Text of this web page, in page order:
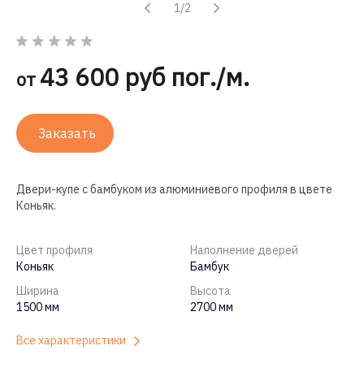
1/2
от 43 600 руб пог./м.
Заказать
Двери-купе с бамбуком из алюминиевого профиля в цвете
Коньяк.
Цвет профиля
Коньяк
Наполнение дверей
Бамбук
Ширина
1500 мм
Высота
2700 мм
Все характеристики